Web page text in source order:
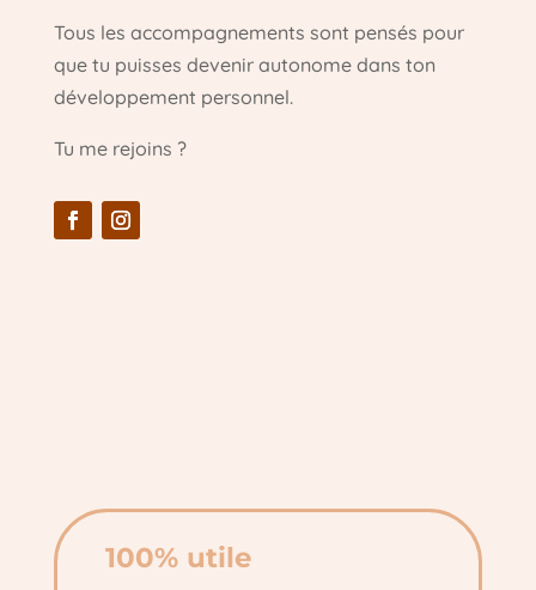
Tous les accompagnements sont pensés pour
que tu puisses devenir autonome dans ton
développement personnel.
Tu me rejoins ?
100% utile